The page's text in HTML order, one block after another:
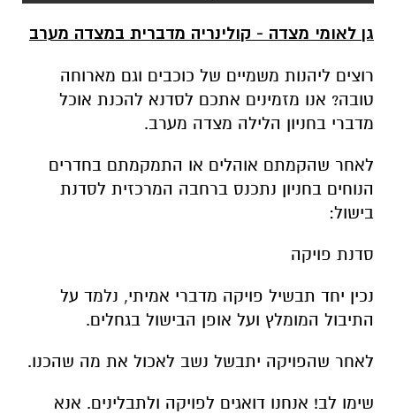
גן לאומי מצדה - קולינריה מדברית במצדה מערב
רוצים ליהנות משמיים של כוכבים וגם מארוחה
טובה? אנו מזמינים אתכם לסדנא להכנת אוכל
מדברי בחניון הלילה מצדה מערב.
לאחר שהקמתם אוהלים או התמקמתם בחדרים
הנוחים בחניון נתכנס ברחבה המרכזית לסדנת
בישול:
סדנת פויקה
נכין יחד תבשיל פויקה מדברי אמיתי, נלמד על
התיבול המומלץ ועל אופן הבישול בגחלים.
לאחר שהפויקה יתבשל נשב לאכול את מה שהכנו.
שימו לב! אנחנו דואגים לפויקה ולתבלינים. אנא